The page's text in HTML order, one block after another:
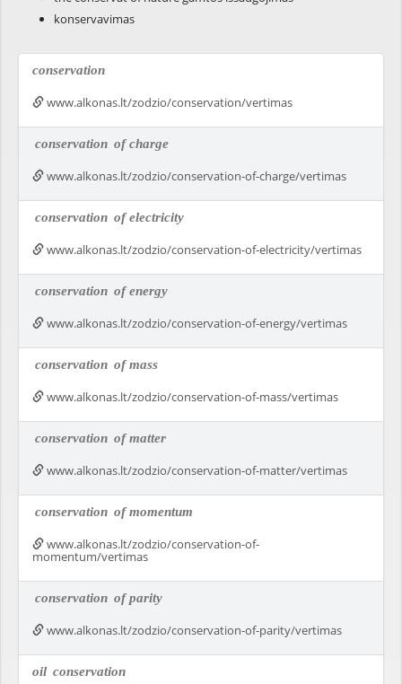
konservavimas
conservation
www.alkonas.lt/zodzio/conservation/vertimas
conservation of charge
www.alkonas.lt/zodzio/conservation-of-charge/vertimas
conservation of electricity
www.alkonas.lt/zodzio/conservation-of-electricity/vertimas
conservation of energy
www.alkonas.lt/zodzio/conservation-of-energy/vertimas
conservation of mass
www.alkonas.lt/zodzio/conservation-of-mass/vertimas
conservation of matter
www.alkonas.lt/zodzio/conservation-of-matter/vertimas
conservation of momentum
www.alkonas.lt/zodzio/conservation-of-
momentum/vertimas
conservation of parity
www.alkonas.lt/zodzio/conservation-of-parity/vertimas
oil conservation